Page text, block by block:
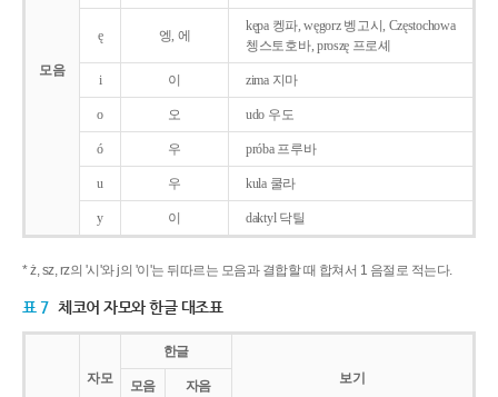
모음
ę 엥, 에
kępa 켕파, węgorz 벵고시, Częstochowa
쳉스토호바, proszę 프로셰
i 이 zima 지마
o 오 udo 우도
ó 우 próba 프루바
u 우 kula 쿨라
y 이 daktyl 닥틸
* ż, sz, rz의 '시'와 j의 '이'는 뒤따르는 모음과 결합할 때 합쳐서 1 음절로 적는다.
표 7 체코어 자모와 한글 대조표
자모
한글
보기
모음
자음